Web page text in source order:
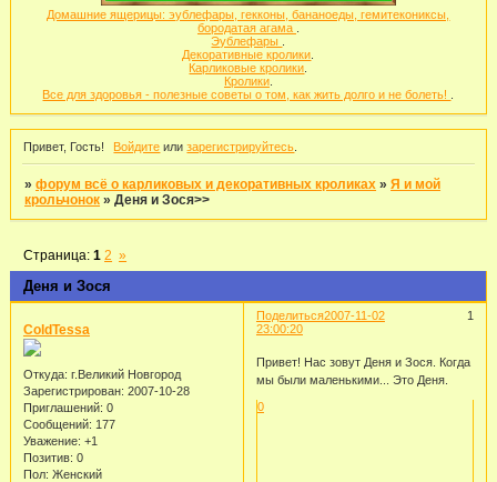
Домашние ящерицы: эублефары, гекконы, бананоеды, гемитекониксы,
бородатая агама
Эублефары
Декоративные кролики
Карликовые кролики
Кролики.
Все для здоровья - полезные советы о том, как жить долго и не болеть!
Привет, Гость! Войдите илизарегистрируйтесь
»форум всё о карликовых и декоративных кроликах »Я и мой
крольчонок »Деня и Зося>>
Деня и Зося
Страница:1 2 »
Поделиться 1
2007-11-02
23:00:20
ColdTessa
Откуда: г.Великий Новгород
Зарегистрирован: 2007-10-28
Приглашений: 0
Сообщений: 177
Уважение: +1
Позитив: 0
Пол: Женский
Привет! Нас зовут Деня и Зося. Когда
мы были маленькими... Это Деня.
0